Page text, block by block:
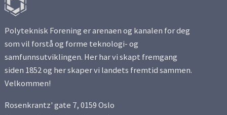
Polyteknisk Forening er arenaen og kanalen for deg
som vil forstå og forme teknologi- og
samfunnsutviklingen. Her har vi skapt fremgang
siden 1852 og her skaper vi landets fremtid sammen.
Velkommen!
Rosenkrantz' gate 7, 0159 Oslo